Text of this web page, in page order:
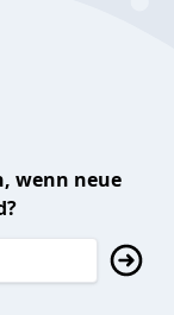
wenn neue